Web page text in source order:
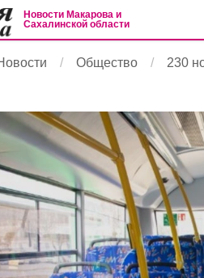
Новости Макарова и
Сахалинской области
Общество
230